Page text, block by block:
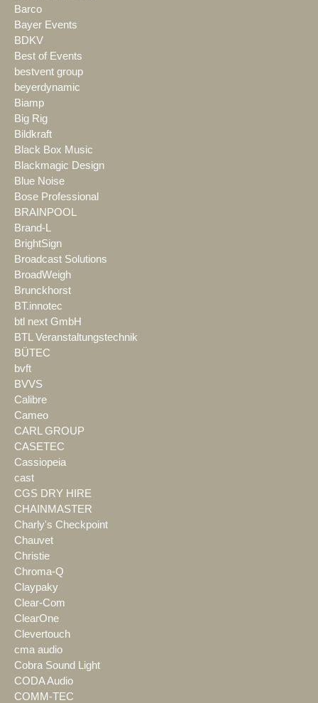
Barco
Bayer Events
BDKV
Best of Events
bestvent group
beyerdynamic
Biamp
Big Rig
Bildkraft
Black Box Music
Blackmagic Design
Blue Noise
Bose Professional
BRAINPOOL
Brand-L
BrightSign
Broadcast Solutions
BroadWeigh
Brunckhorst
BT.innotec
btl next GmbH
BTL Veranstaltungstechnik
BÜTEC
bvft
BVVS
Calibre
Cameo
CARL GROUP
CASETEC
Cassiopeia
cast
CGS DRY HIRE
CHAINMASTER
Charly's Checkpoint
Chauvet
Christie
Chroma-Q
Claypaky
Clear-Com
ClearOne
Clevertouch
cma audio
Cobra Sound Light
CODA Audio
COMM-TEC